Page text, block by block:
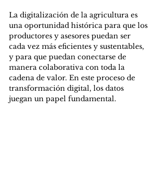
La digitalización de la agricultura es
una oportunidad histórica para que los
productores y asesores puedan ser
cada vez más eficientes y sustentables,
y para que puedan conectarse de
manera colaborativa con toda la
cadena de valor. En este proceso de
transformación digital, los datos
juegan un papel fundamental.